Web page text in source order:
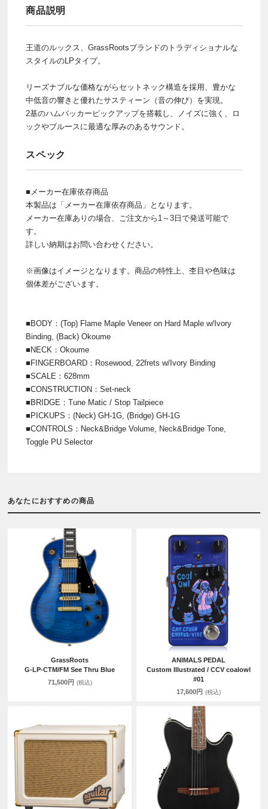
商品説明
王道のルックス、GrassRootsブランドのトラディショナルな
スタイルのLPタイプ。
リーズナブルな価格ながらセットネック構造を採用、豊かな
中低音の響きと優れたサスティーン（音の伸び）を実現。
2基のハムバッカーピックアップを搭載し、ノイズに強く、ロ
ックやブルースに最適な厚みのあるサウンド。
スペック
■メーカー在庫依存商品
本製品は「メーカー在庫依存商品」となります。
メーカー在庫ありの場合、ご注文から1～3日で発送可能で
す。
詳しい納期はお問い合わせください。
※画像はイメージとなります。商品の特性上、杢目や色味は
個体差がございます。
■BODY：(Top) Flame Maple Veneer on Hard Maple w/Ivory
Binding, (Back) Okoume
■NECK：Okoume
■FINGERBOARD：Rosewood, 22frets w/Ivory Binding
■SCALE：628mm
■CONSTRUCTION：Set-neck
■BRIDGE：Tune Matic / Stop Tailpiece
■PICKUPS：(Neck) GH-1G, (Bridge) GH-1G
■CONTROLS：Neck&Bridge Volume, Neck&Bridge Tone,
Toggle PU Selector
あなたにおすすめの商品
GrassRoots
G-LP-CTM/FM See Thru Blue
71,500円 (税込)
ANIMALS PEDAL
Custom Illustrated / CCV coalowl
#01
17,600円 (税込)